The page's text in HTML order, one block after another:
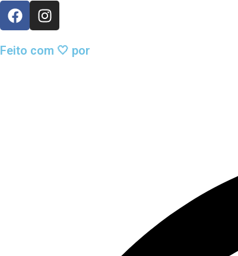
Feito com 🤍 por